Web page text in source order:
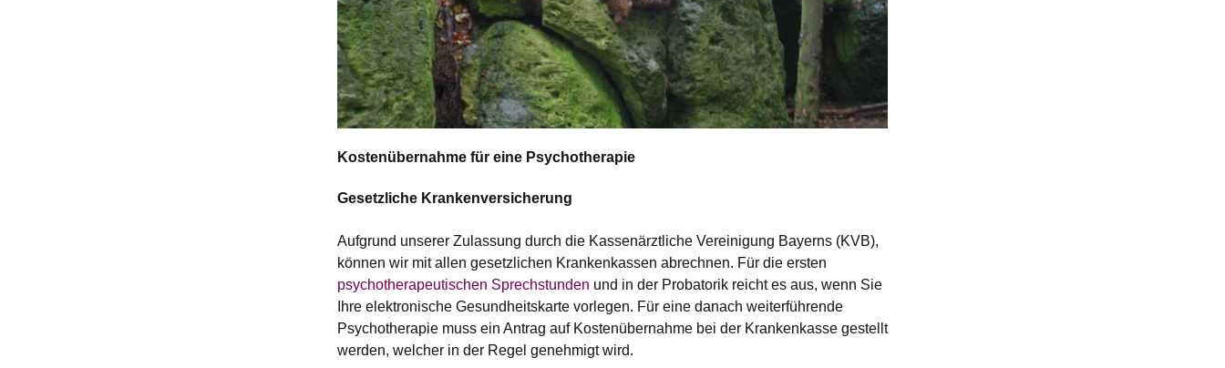
Kostenü bernahme für eine Psychotherapie
Gesetzliche Krankenversicherung
Aufgrund unserer Zulassung durch die Kassenärztliche Vereinigung Bayerns (KVB),
können wir mit allen gesetzlichen Krankenkassen abrechnen. Für die ersten
psychotherapeutischen Sprechstunden und in der Probatorik reicht es aus, wenn Sie
Ihre elektronische Gesundheitskarte vorlegen. Für eine danach weiterführende
Psychotherapie muss ein Antrag auf Kostenübernahme bei der Krankenkasse gestellt
werden, welcher in der Regel genehmigt wird.